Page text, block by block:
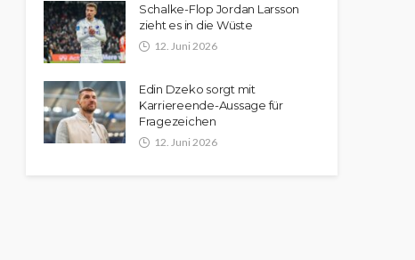
Schalke-Flop Jordan Larsson
zieht es in die Wüste
12. Juni 2026
Edin Dzeko sorgt mit
Karriereende-Aussage für
Fragezeichen
12. Juni 2026